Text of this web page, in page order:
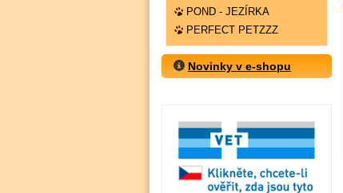
POND - JEZÍRKA
PERFECT PETZZZ
Novinky v e-shopu